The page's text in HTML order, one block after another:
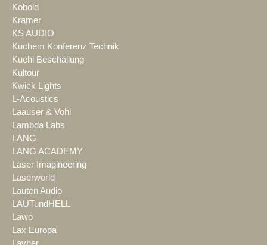
Kobold
Kramer
KS AUDIO
Kuchem Konferenz Technik
Kuehl Beschallung
Kultour
Kwick Lights
L-Acoustics
Laauser & Vohl
Lambda Labs
LANG
LANG ACADEMY
Laser Imagineering
Laserworld
Lauten Audio
LAUTundHELL
Lawo
Lax Europa